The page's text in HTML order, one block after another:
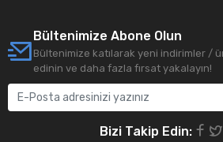
Bültenimize Abone Olun
Bültenimize katılarak yeni indirimler /
edinin ve daha fazla fırsat yakalayın!
Bizi Takip Edin: